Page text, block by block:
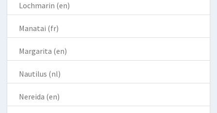
Lochmarin (en)
Manatai (fr)
Margarita (en)
Nautilus (nl)
Nereida (en)